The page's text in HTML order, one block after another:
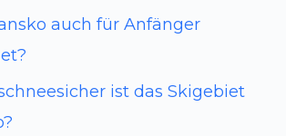
auch für Anfänger
ist das Skigebiet